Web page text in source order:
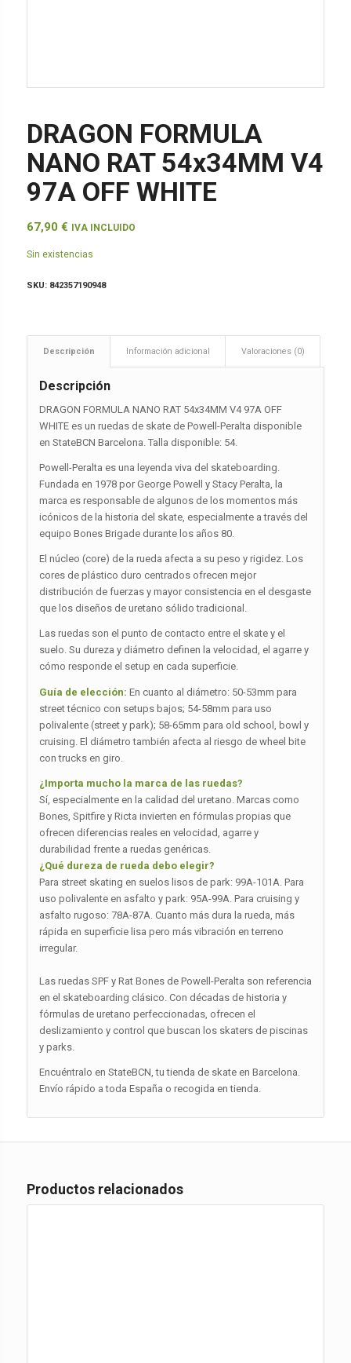
DRAGON FORMULA
NANO RAT 54x34MM V4
97A OFF WHITE
67,90 € IVA INCLUIDO
Sin existencias
SKU: 842357190948
Descripción Información adicional Valoraciones (0)
Descripción
DRAGON FORMULA NANO RAT 54x34MM V4 97A OFF
WHITE es un ruedas de skate de Powell-Peralta disponible
en StateBCN Barcelona. Talla disponible: 54.
Powell-Peralta es una leyenda viva del skateboarding.
Fundada en 1978 por George Powell y Stacy Peralta, la
marca es responsable de algunos de los momentos más
icónicos de la historia del skate, especialmente a través del
equipo Bones Brigade durante los años 80.
El núcleo (core) de la rueda afecta a su peso y rigidez. Los
cores de plástico duro centrados ofrecen mejor
distribución de fuerzas y mayor consistencia en el desgaste
que los diseños de uretano sólido tradicional.
Las ruedas son el punto de contacto entre el skate y el
suelo. Su dureza y diámetro definen la velocidad, el agarre y
cómo responde el setup en cada superficie.
Guía de elección: En cuanto al diámetro: 50-53mm para
street técnico con setups bajos; 54-58mm para uso
polivalente (street y park); 58-65mm para old school, bowl y
cruising. El diámetro también afecta al riesgo de wheel bite
con trucks en giro.
¿Importa mucho la marca de las ruedas?
Sí, especialmente en la calidad del uretano. Marcas como
Bones, Spitfire y Ricta invierten en fórmulas propias que
ofrecen diferencias reales en velocidad, agarre y
durabilidad frente a ruedas genéricas.
¿Qué dureza de rueda debo elegir?
Para street skating en suelos lisos de park: 99A-101A. Para
uso polivalente en asfalto y park: 95A-99A. Para cruising y
asfalto rugoso: 78A-87A. Cuanto más dura la rueda, más
rápida en superficie lisa pero más vibración en terreno
irregular.
Las ruedas SPF y Rat Bones de Powell-Peralta son referencia
en el skateboarding clásico. Con décadas de historia y
fórmulas de uretano perfeccionadas, ofrecen el
deslizamiento y control que buscan los skaters de piscinas
y parks.
Encuéntralo en StateBCN, tu tienda de skate en Barcelona.
Envío rápido a toda España o recogida en tienda.
Productos relacionados